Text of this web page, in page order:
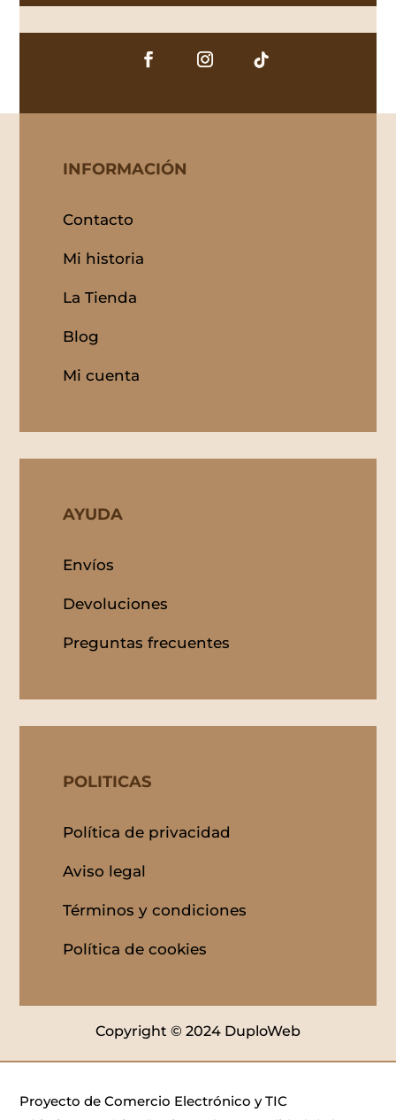
INFORMACIÓN
Contacto
Mi historia
La Tienda
Blog
Mi cuenta
AYUDA
Envíos
Devoluciones
Preguntas frecuentes
POLITICAS
Política de privacidad
Aviso legal
Términos y condiciones
Política de cookies
Copyright © 2024 DuploWeb
Proyecto de Comercio Electrónico y TIC